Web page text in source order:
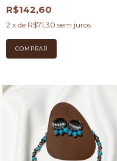
R$142,60
2 x de R$71,30 sem juros